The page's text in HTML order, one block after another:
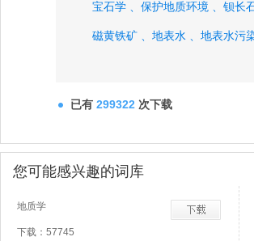
宝石学 、 保护地质环境 、 钡长
磁黄铁矿 、 地表水 、 地表水污
已有 299322 次下载
您可能感兴趣的词库
地质学
下载：57745